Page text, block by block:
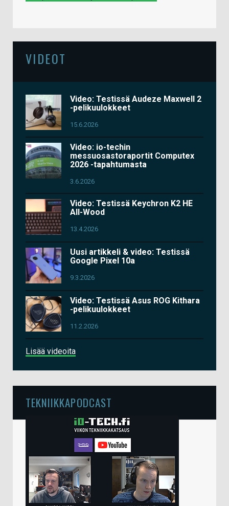
VIDEOT
Video: Testissä Audeze Maxwell 2
-pelikuulokkeet
15.6.2026
Video: io-techin
messuosastoraportit Computex
2026 -tapahtumasta
3.6.2026
Video: Testissä Keychron K2 HE
All-Wood
13.4.2026
Uusi artikkeli & video: Testissä
Google Pixel 10a
9.3.2026
Video: Testissä Asus ROG Kithara
-pelikuulokkeet
11.2.2026
Lisää videoita
TEKNIIKKAPODCAST